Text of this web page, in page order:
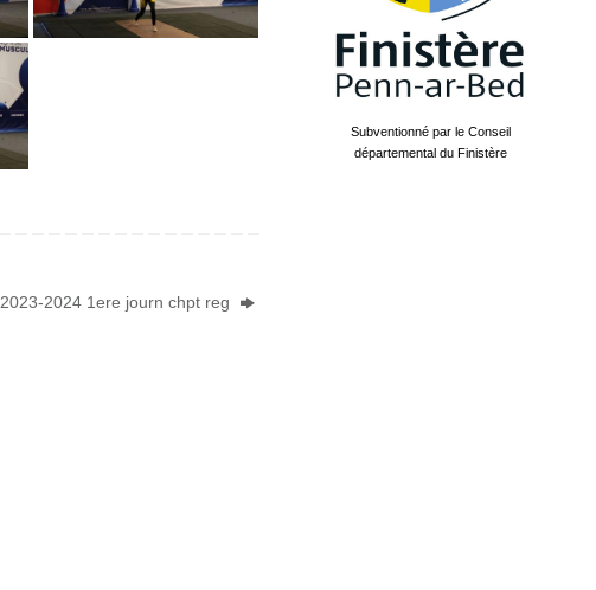
2023-2024 1ere journ chpt reg
Subventionné par le Conseil
départemental du Finistère